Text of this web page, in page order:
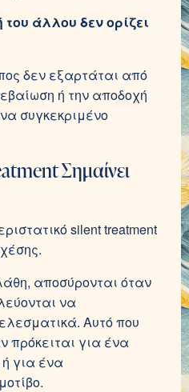
άλλου δεν ορίζει
δεν εξαρτάται από
ή την αποδοχή
συγκεκριμένο
Σημαίνει
silent treatment
αποσύρονται όταν
να
Αυτό που
πρόκειται για ένα
για ένα